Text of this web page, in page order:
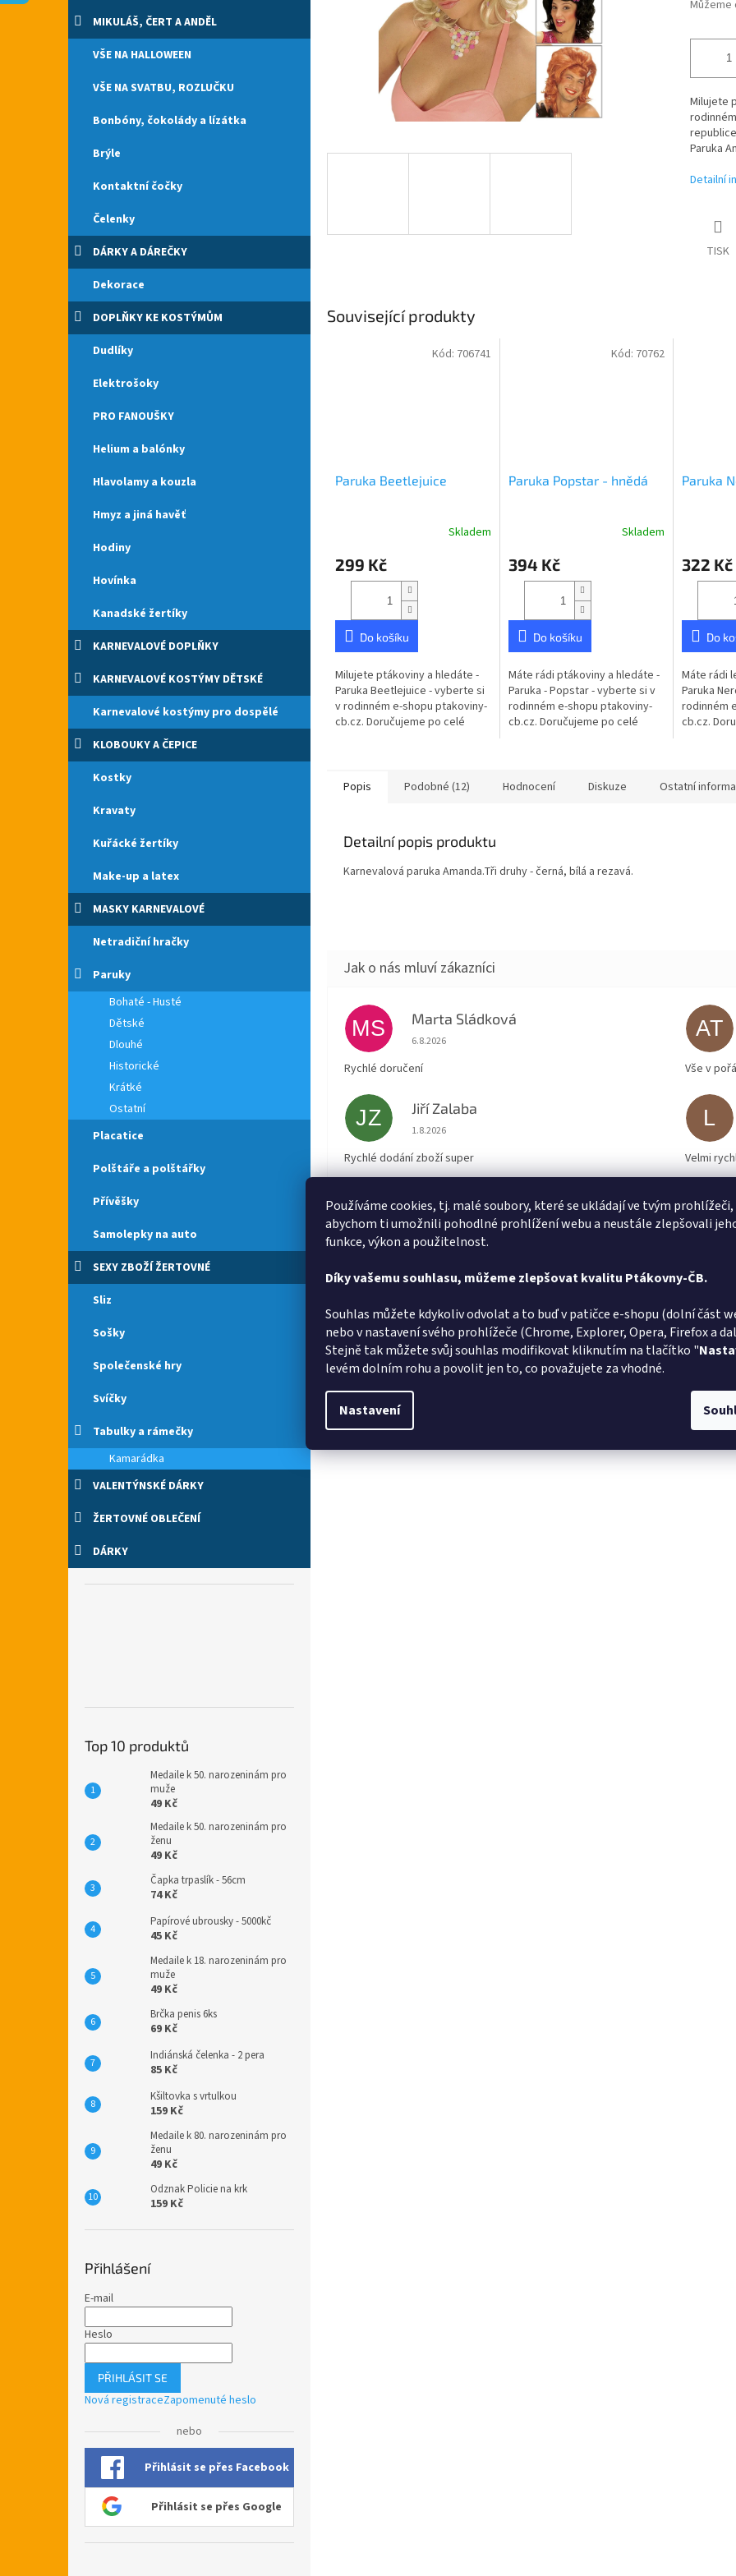
Používáme cookies, tj. malé soubory, které se ukládají ve tvým prohlížeči,
abychom ti umožnili pohodlné prohlížení webu a neustále zlepšovali
funkce, výkon a použitelnost.
Díky vašemu souhlasu, můžeme zlepšovat kvalitu Ptákovny-ČB.
Souhlas můžete kdykoliv odvolat a to buď v patičce e-shopu (dolní část
nebo v nastavení svého prohlížeče (Chrome, Explorer, Opera, Firefox a
Stejně tak můžete svůj souhlas modifikovat kliknutím na tlačítko "
levém dolním rohu a povolit jen to, co považujete za vhodné.
Nastavení
e
l
MIKULÁŠ, ČERT A ANDĚL
VŠE NA HALLOWEEN
VŠE NA SVATBU, ROZLUČKU
Bonbóny, čokolády a lízátka
Brýle
Kontaktní čočky
Čelenky
DÁRKY A DÁREČKY
Dekorace
DOPLŇKY KE KOSTÝMŮM
Dudlíky
Elektrošoky
PRO FANOUŠKY
Helium a balónky
Hlavolamy a kouzla
Hmyz a jiná havěť
Hodiny
Hovínka
Kanadské žertíky
KARNEVALOVÉ DOPLŇKY
KARNEVALOVÉ KOSTÝMY DĚTSKÉ
Karnevalové kostýmy pro dospělé
KLOBOUKY A ČEPICE
Kostky
Kravaty
Kuřácké žertíky
Make-up a latex
MASKY KARNEVALOVÉ
Netradiční hračky
Paruky
Bohaté - Husté
Dětské
Dlouhé
Historické
Krátké
Ostatní
Placatice
Polštáře a polštářky
Přívěšky
Samolepky na auto
SEXY ZBOŽÍ ŽERTOVNÉ
Sliz
Sošky
Společenské hry
Svíčky
Tabulky a rámečky
Kamarádka
VALENTÝNSKÉ DÁRKY
ŽERTOVNÉ OBLEČENÍ
DÁRKY
Top 10 produktů
Medaile k 50. narozeninám pro
muže
49 Kč
Medaile k 50. narozeninám pro
ženu
49 Kč
Čapka trpaslík - 56cm
74 Kč
Papírové ubrousky - 5000kč
45 Kč
Medaile k 18. narozeninám pro
muže
49 Kč
Brčka penis 6ks
69 Kč
Indiánská čelenka - 2 pera
85 Kč
Kšiltovka s vrtulkou
159 Kč
Medaile k 80. narozeninám pro
ženu
49 Kč
Odznak Policie na krk
159 Kč
Přihlášení
E-mail
Heslo
PŘIHLÁSIT SE
Nová registraceZapomenuté heslo
nebo
Přihlásit se přes Facebook
Přihlásit se přes Google
Můžeme
Milujete
Paruka
Detailní
TISK
Související produkty
Paruka Beetlejuice
Skladem
299 Kč
Do košíku
Milujete ptákoviny a hledáte -
Paruka Beetlejuice - vyberte si
v rodinném e-shopu ptakoviny-
cb.cz. Doručujeme po celé
Kód: 706741
Paruka Popstar - hnědá
Skladem
394 Kč
Do košíku
Máte rádi ptákoviny a hledáte -
Paruka - Popstar - vyberte si v
rodinném e-shopu ptakoviny-
cb.cz. Doručujeme po celé
Kód: 70762
Paruka
322 Kč
Do
Máte rádi
Paruka
rodinném
cb.cz.
Popis Podobné (12) Hodnocení Diskuze Ostatní
Detailní popis produktu
Karnevalová paruka Amanda.Tři druhy - černá, bílá a rezavá.
MS Marta Sládková
Hodnocení obchodu je 5 z 5 hvězdiček.
6.8.2026
Rychlé doručení
AT
Vše v
JZ Jiří Zalaba
Hodnocení obchodu je 5 z 5 hvězdiček.
1.8.2026
Rychlé dodání zboží super
L
Velmi